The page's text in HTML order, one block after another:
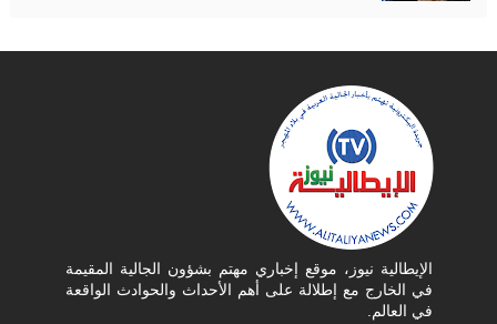
الإيطالية نيوز، موقع إخباري مهتم بشؤون الجالية المقيمة
في الخارج مع إطلالة على أهم الأحداث والحوادث الواقعة
في العالم.